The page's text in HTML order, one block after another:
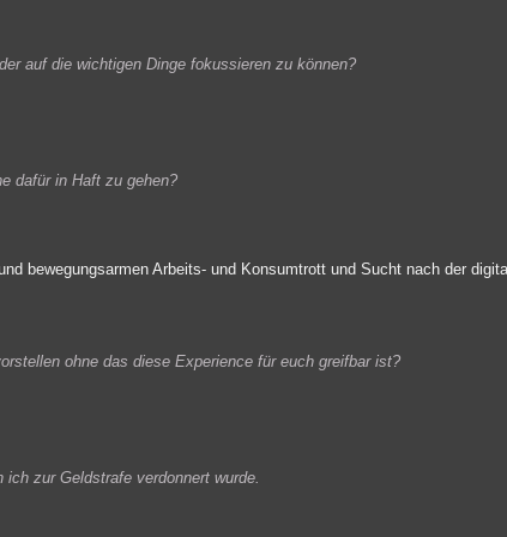
auf die wichtigen Dinge fokussieren zu können?
dafür in Haft zu gehen?
bewegungsarmen Arbeits- und Konsumtrott und Sucht nach der
ohne das diese Experience für euch greifbar ist?
zur Geldstrafe verdonnert wurde.